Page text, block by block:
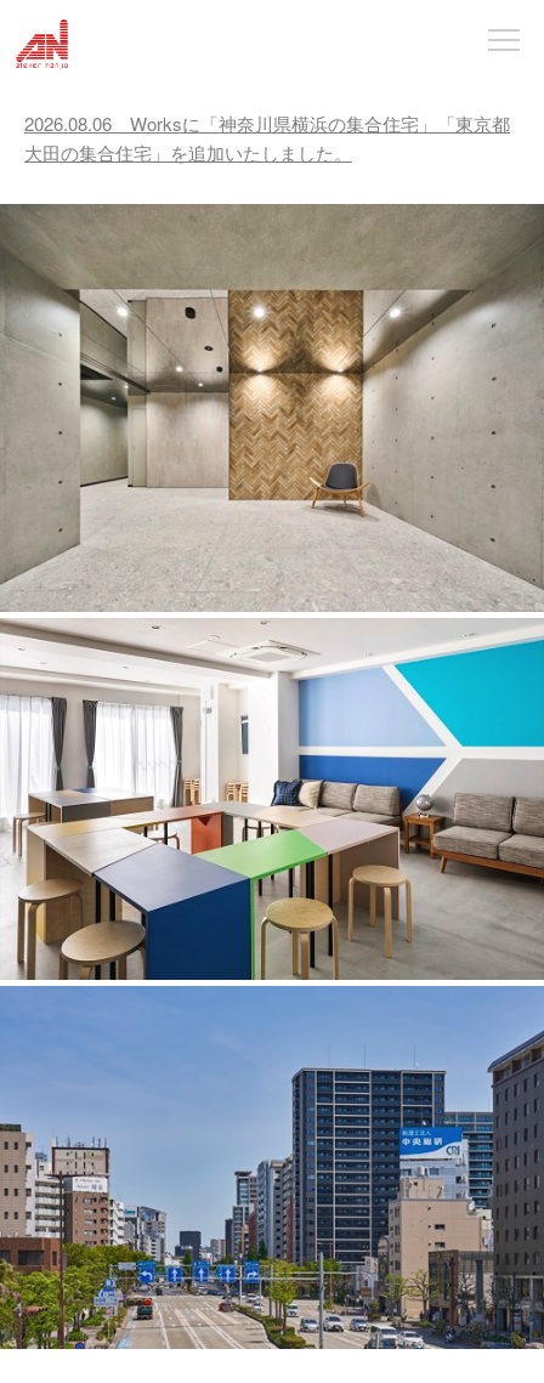
2026.08.06 Worksに「神奈川県横浜の集合住宅」
「東京都
大田の集合住宅」を追加いたしました。